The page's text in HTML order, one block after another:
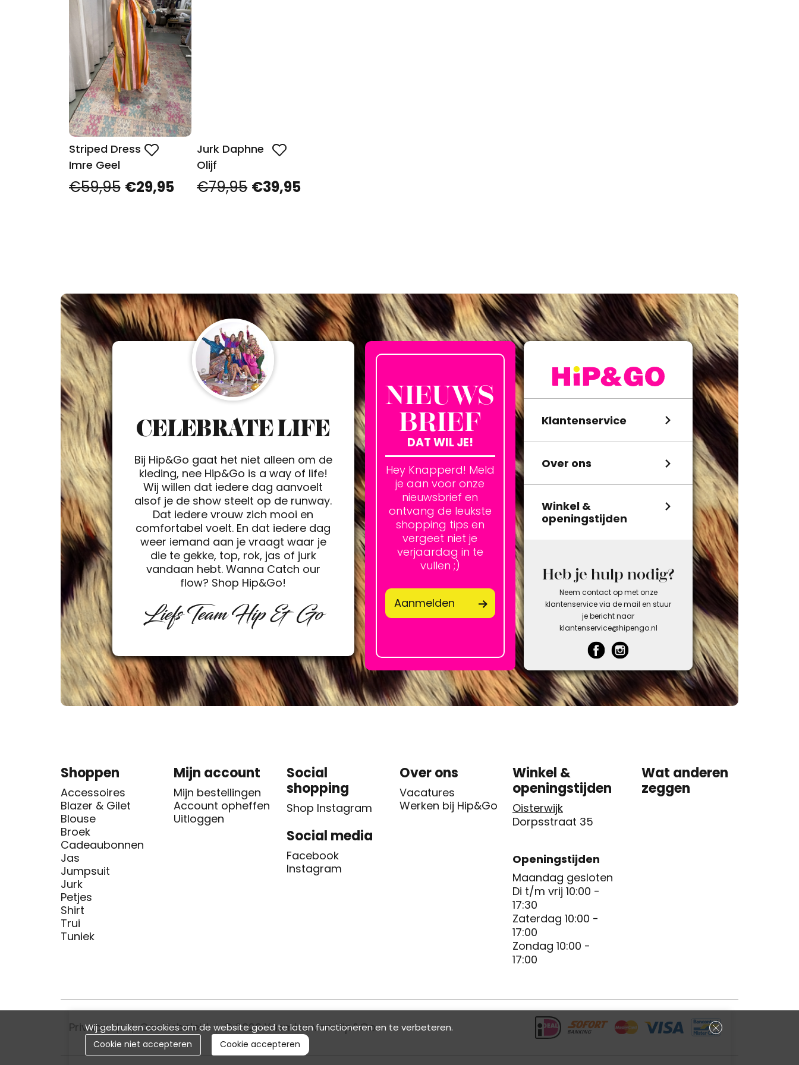
Striped Dress
Imre Geel
€59,95 €29,95
Jurk Daphne
Olijf
€79,95 €39,95
CELEBRATE LIFE
Bij Hip&Go gaat het niet alleen om de
kleding, nee Hip&Go is a way of life!
Wij willen dat iedere dag aanvoelt
alsof je de show steelt op de runway.
Dat iedere vrouw zich mooi en
comfortabel voelt. En dat iedere dag
weer iemand aan je vraagt waar je
die te gekke, top, rok, jas of jurk
vandaan hebt. Wanna Catch our
flow? Shop Hip&Go!
Liefs Team Hip & Go
NIEUWS
BRIEF
DAT WIL JE!
Hey Knapperd! Meld
je aan voor onze
nieuwsbrief en
ontvang de leukste
shopping tips en
vergeet niet je
verjaardag in te
vullen ;)
Aanmelden
Klantenservice
Over ons
Winkel &
openingstijden
Heb je hulp nodig?
Neem contact op met onze
klantenservice via de mail en stuur
je bericht naar
klantenservice@hipengo.nl
Shoppen
Accessoires
Blazer & Gilet
Blouse
Broek
Cadeaubonnen
Jas
Jumpsuit
Jurk
Petjes
Shirt
Trui
Tuniek
Mijn account
Mijn bestellingen
Account opheffen
Uitloggen
Social
shopping
Shop Instagram
Social media
Facebook
Instagram
Over ons
Vacatures
Werken bij Hip&Go
Winkel &
openingstijden
Oisterwijk
Dorpsstraat 35
Openingstijden
Maandag gesloten
Di t/m vrij 10:00 -
17:30
Zaterdag 10:00 -
17:00
Zondag 10:00 -
17:00
Wat anderen
zeggen
Privacy Cookiebeleid © 2026 Yasmine van Hip&Go
Wij gebruiken cookies om de website goed te laten functioneren en te verbeteren.